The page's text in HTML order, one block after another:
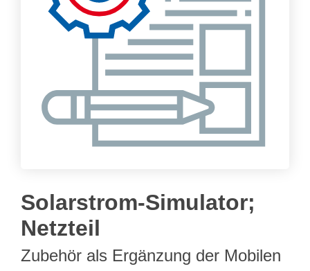
Solarstrom-Simulator;
Netzteil
Zubehör als Ergänzung der Mobilen